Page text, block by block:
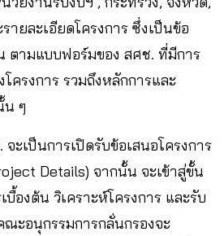
ายละเอียดโครงการ ซึ่งเป็นข้อ
ตามแบบฟอร์มของ สศช. ที่มีการ
ครงการ รวมถึงหลักการและ
น ๆ
ะเป็นการเปิดรับข้อเสนอโครงการ
Details) จากนั้น จะเข้าสู่ขั้น
บื้องต้น วิเคราะห์โครงการ และรับ
ะอนุกรรมการกลั่นกรองจะ